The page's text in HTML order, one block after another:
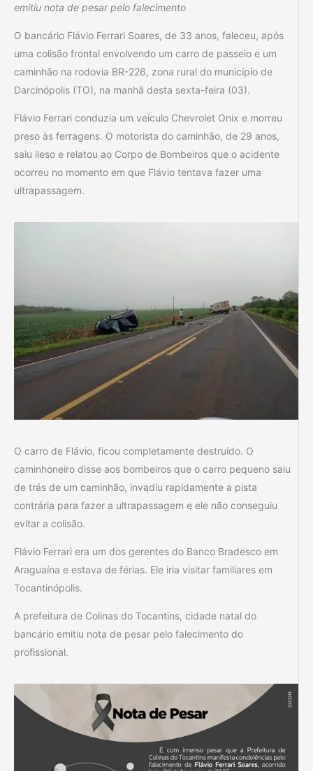
emitiu nota de pesar pelo falecimento
O bancário Flávio Ferrari Soares, de 33 anos, faleceu, após
uma colisão frontal envolvendo um carro de passeio e um
caminhão na rodovia BR-226, zona rural do município de
Darcinópolis (TO), na manhã desta sexta-feira (03).
Flávio Ferrari conduzia um veículo Chevrolet Onix e morreu
preso às ferragens. O motorista do caminhão, de 29 anos,
saiu ileso e relatou ao Corpo de Bombeiros que o acidente
ocorreu no momento em que Flávio tentava fazer uma
ultrapassagem.
O carro de Flávio, ficou completamente destruído. O
caminhoneiro disse aos bombeiros que o carro pequeno saiu
de trás de um caminhão, invadiu rapidamente a pista
contrária para fazer a ultrapassagem e ele não conseguiu
evitar a colisão.
Flávio Ferrari era um dos gerentes do Banco Bradesco em
Araguaína e estava de férias. Ele iria visitar familiares em
Tocantinópolis.
A prefeitura de Colinas do Tocantins, cidade natal do
bancário emitiu nota de pesar pelo falecimento do
profissional.